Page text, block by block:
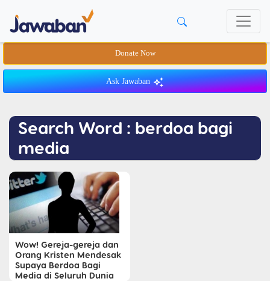
Donate Now
Ask Jawaban
Search Word : berdoa bagi
media
Wow! Gereja-gereja dan
Orang Kristen Mendesak
Supaya Berdoa Bagi
Media di Seluruh Dunia